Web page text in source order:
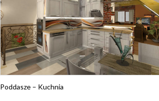
Poddasze – Kuchnia